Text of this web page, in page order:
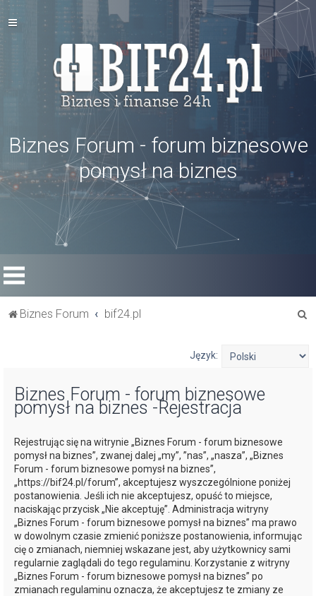
Biznes Forum - forum biznesowe
pomysł na biznes
Biznes Forum bif24.pl
Język:
Biznes Forum - forum biznesowe
pomysł na biznes -Rejestracja
Rejestrując się na witrynie „Biznes Forum - forum biznesowe
pomysł na biznes”, zwanej dalej „my”, ”nas”, „nasza”, „Biznes
Forum - forum biznesowe pomysł na biznes”,
„https://bif24.pl/forum”, akceptujesz wyszczególnione poniżej
postanowienia. Jeśli ich nie akceptujesz, opuść to miejsce,
naciskając przycisk „Nie akceptuję”. Administracja witryny
„Biznes Forum - forum biznesowe pomysł na biznes” ma prawo
w dowolnym czasie zmienić poniższe postanowienia, informując
cię o zmianach, niemniej wskazane jest, aby użytkownicy sami
regularnie zaglądali do tego regulaminu. Korzystanie z witryny
„Biznes Forum - forum biznesowe pomysł na biznes” po
zmianach regulaminu oznacza, że akceptujesz te zmiany ze